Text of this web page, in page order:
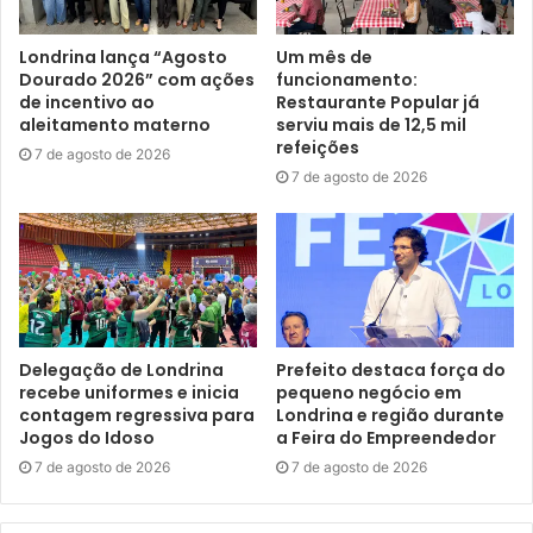
inventários que não foram concluídos e também permitir
que a Cohab-LD supere créditos antieconômicos –
aqueles que custam mais para cobrar do que o valor da
própria dívida. Com isso, poderemos outorgar mais de 14
mil escrituras, regularizando a propriedade de imóveis
negociados ao longo do tempo com a Cohab, seus
regularizados, beneficiando cerca de 56 mil pessoas, e
esse número pode chegar a 100 mil, o que representa um
sexto da população de Londrina”, afirmou.
Segundo o secretário municipal de Fazenda, Eder Pires, a
proposta representa uma ação concreta de justiça social e
responsabilidade fiscal. “Estamos viabilizando a
regularização definitiva de imóveis de famílias que
aguardam há anos pela escritura, sem comprometer as
Londrina lança “Agosto
Dourado 2026” com ações
de incentivo ao
aleitamento materno
7 de agosto de 2026
Um mês de
funcionamento:
Restaurante Popular já
serviu mais de 12,5 mil
refeições
7 de agosto de 2026
Delegação de Londrina
recebe uniformes e inicia
contagem regressiva para
Jogos do Idoso
7 de agosto de 2026
Prefeito destaca força do
pequeno negócio em
Londrina e região durante
a Feira do Empreendedor
7 de agosto de 2026